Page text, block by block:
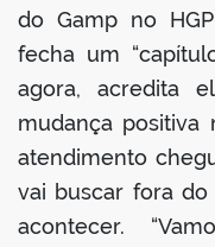
do Gamp no
fecha um
agora, acredita
mudança positiva
atendimento
vai buscar fora do
acontecer.